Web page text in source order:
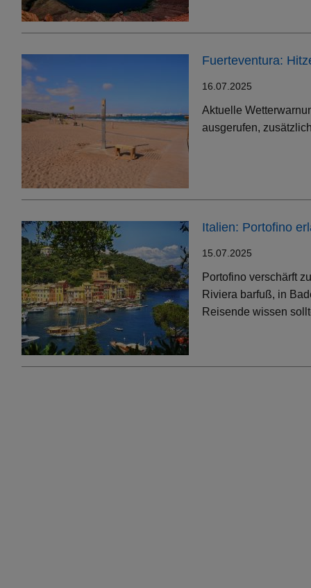
Fuerteventura:
16.07.2025
Aktuelle
ausgerufen,
Italien: Portofino
15.07.2025
Portofino verschärft
Riviera barfuß, in
Reisende wissen